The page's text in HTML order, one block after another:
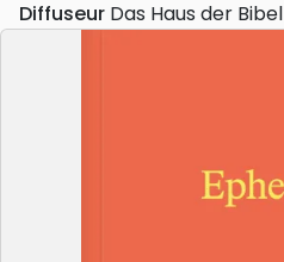
Diffuseur Das Haus der Bibel